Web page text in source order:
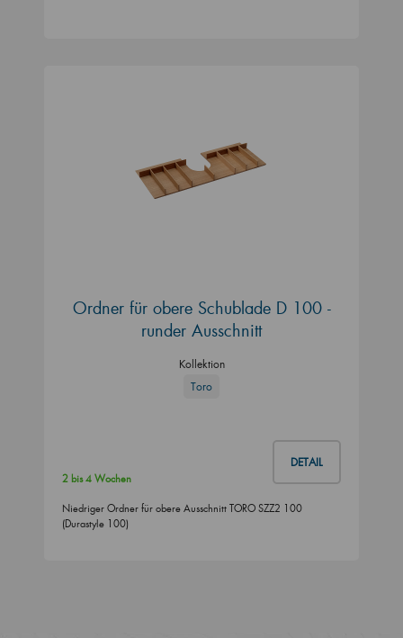
Ordner für obere Schublade D 100 -
runder Ausschnitt
Kollektion
Toro
DETAIL
2 bis 4 Wochen
Niedriger Ordner für obere Ausschnitt TORO SZZ2 100
(Durastyle 100)